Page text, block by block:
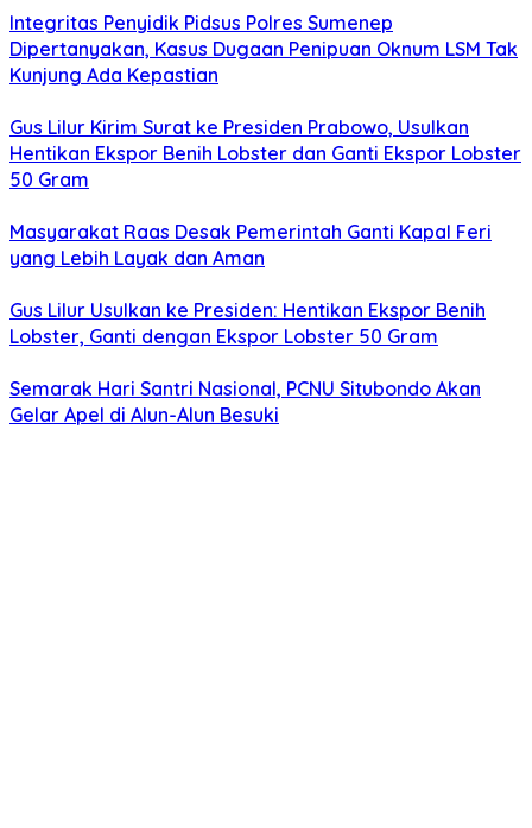
Integritas Penyidik Pidsus Polres Sumenep
Dipertanyakan, Kasus Dugaan Penipuan Oknum LSM Tak
Kunjung Ada Kepastian
Gus Lilur Kirim Surat ke Presiden Prabowo, Usulkan
Hentikan Ekspor Benih Lobster dan Ganti Ekspor Lobster
50 Gram
Masyarakat Raas Desak Pemerintah Ganti Kapal Feri
yang Lebih Layak dan Aman
Gus Lilur Usulkan ke Presiden: Hentikan Ekspor Benih
Lobster, Ganti dengan Ekspor Lobster 50 Gram
Semarak Hari Santri Nasional, PCNU Situbondo Akan
Gelar Apel di Alun-Alun Besuki